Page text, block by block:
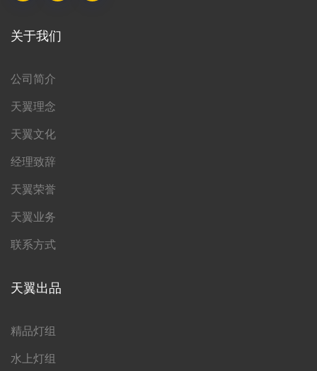
关于我们
公司简介
天翼理念
天翼文化
经理致辞
天翼荣誉
天翼业务
联系方式
天翼出品
精品灯组
水上灯组